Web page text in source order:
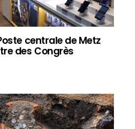
centrale de Metz
des Congrès